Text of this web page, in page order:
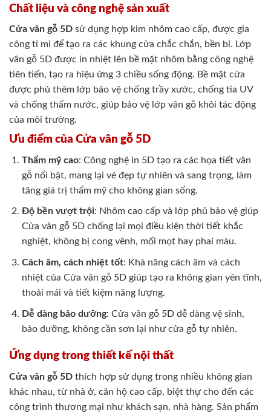
Chất liệu và công nghệ sản xuất
Cửa vân gỗ 5D sử dụng hợp kim nhôm cao cấp, được gia
công tỉ mỉ để tạo ra các khung cửa chắc chắn, bền bỉ. Lớp
vân gỗ 5D được in nhiệt lên bề mặt nhôm bằng công nghệ
tiên tiến, tạo ra hiệu ứng 3 chiều sống động. Bề mặt cửa
được phủ thêm lớp bảo vệ chống trầy xước, chống tia UV
và chống thấm nước, giúp bảo vệ lớp vân gỗ khỏi tác động
của môi trường.
Ưu điểm của Cửa vân gỗ 5D
Thẩm mỹ cao: Công nghệ in 5D tạo ra các họa tiết vân
gỗ nổi bật, mang lại vẻ đẹp tự nhiên và sang trọng, làm
tăng giá trị thẩm mỹ cho không gian sống.
Độ bền vượt trội: Nhôm cao cấp và lớp phủ bảo vệ giúp
Cửa vân gỗ 5D chống lại mọi điều kiện thời tiết khắc
nghiệt, không bị cong vênh, mối mọt hay phai màu.
Cách âm, cách nhiệt tốt: Khả năng cách âm và cách
nhiệt của Cửa vân gỗ 5D giúp tạo ra không gian yên tĩnh,
thoải mái và tiết kiệm năng lượng.
Dễ dàng bảo dưỡng: Cửa vân gỗ 5D dễ dàng vệ sinh,
bảo dưỡng, không cần sơn lại như cửa gỗ tự nhiên.
Ứng dụng trong thiết kế nội thất
Cửa vân gỗ 5D thích hợp sử dụng trong nhiều không gian
khác nhau, từ nhà ở, căn hộ cao cấp, biệt thự cho đến các
công trình thương mại như khách sạn, nhà hàng. Sản phẩm